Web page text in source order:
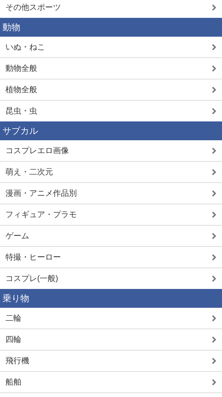
その他スポーツ
動物
いぬ・ねこ
動物全般
植物全般
昆虫・虫
サブカル
コスプレエロ画像
萌え・二次元
漫画・アニメ作品別
フィギュア・プラモ
ゲーム
特撮・ヒーロー
コスプレ(一般)
乗り物
二輪
四輪
飛行機
船舶